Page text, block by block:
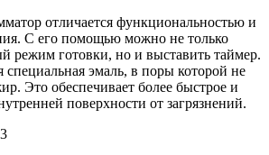
отличается функциональностью и
С его помощью можно не только
режим готовки, но и выставить таймер.
специальная эмаль, в поры которой не
Это обеспечивает более быстрое и
поверхности от загрязнений.